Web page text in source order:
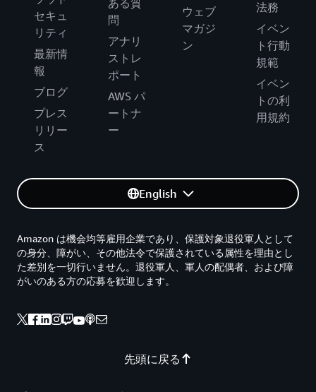
セキュ
リティ
最新情
報
ブログ
プレス
リリー
ス
ある質
問
アナリ
ストレ
ポート
AWS パ
ートナ
ー
ウェブ
マガジ
ン
法務
イベン
ト行動
規範
イベン
トの利
用規約
English
先頭に戻る
Amazon は機会均等雇用企業であり、保護対象退役軍人として
の身分、障がい、その他法令で保護されている属性を理由とし
た差別を一切行いません。退役軍人、軍人の配偶者、および障
がいのある方の応募を歓迎します。